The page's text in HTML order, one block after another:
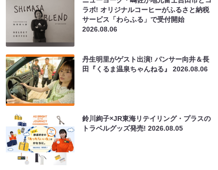
ラボ! オリジナルコーヒーがふるさと納税
サービス「わらふる」で受付開始
2026.08.06
丹生明里がゲスト出演! パンサー向井＆長
田『くるま温泉ちゃんねる』2026.08.06
鈴川絢子×JR東海リテイリング・プラスの
トラベルグッズ発売!2026.08.05